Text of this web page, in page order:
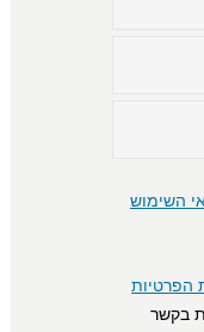
השימוש
הפרטיות
בקשר